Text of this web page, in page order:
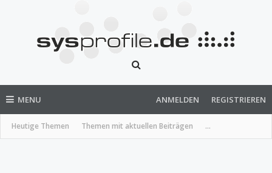
MENU
Heutige Themen Themen mit aktuellen Beiträgen ...
ANMELDEN REGISTRIEREN